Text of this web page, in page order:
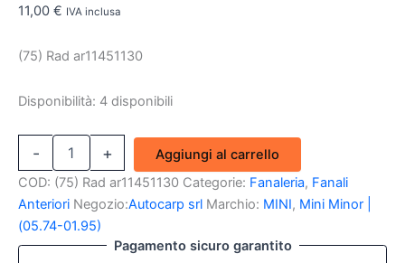
11,00 € IVA inclusa
(75) Rad ar11451130
Disponibilità: 4 disponibili
-
Plastica
Anteriore
dx-
Mini
Minor
+
Aggiungi al carrello
COD: (75) Rad ar11451130 Categorie: Fanaleria, Fanali
Anteriori Negozio:Autocarp srl Marchio: MINI, Mini Minor |
(05.74-01.95)
Pagamento sicuro garantito